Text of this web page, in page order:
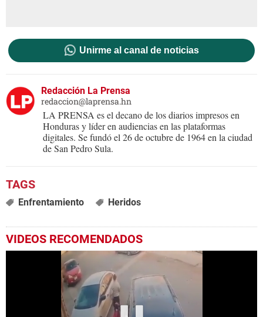
Unirme al canal de noticias
Redacción La Prensa
redaccion@laprensa.hn
LA PRENSA es el decano de los diarios impresos en
Honduras y líder en audiencias en las plataformas
digitales. Se fundó el 26 de octubre de 1964 en la ciudad
de San Pedro Sula.
Enfrentamiento Heridos
VIDEOS RECOMENDADOS